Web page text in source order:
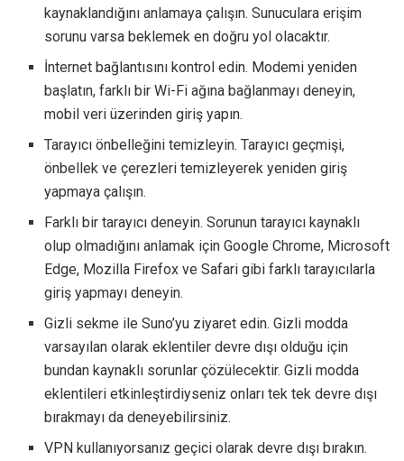
kaynaklandığını anlamaya çalışın. Sunuculara erişim
sorunu varsa beklemek en doğru yol olacaktır.
İnternet bağlantısını kontrol edin. Modemi yeniden
başlatın, farklı bir Wi-Fi ağına bağlanmayı deneyin,
mobil veri üzerinden giriş yapın.
Tarayıcı önbelleğini temizleyin. Tarayıcı geçmişi,
önbellek ve çerezleri temizleyerek yeniden giriş
yapmaya çalışın.
Farklı bir tarayıcı deneyin. Sorunun tarayıcı kaynaklı
olup olmadığını anlamak için Google Chrome, Microsoft
Edge, Mozilla Firefox ve Safari gibi farklı tarayıcılarla
giriş yapmayı deneyin.
Gizli sekme ile Suno’yu ziyaret edin. Gizli modda
varsayılan olarak eklentiler devre dışı olduğu için
bundan kaynaklı sorunlar çözülecektir. Gizli modda
eklentileri etkinleştirdiyseniz onları tek tek devre dışı
bırakmayı da deneyebilirsiniz.
VPN kullanıyorsanız geçici olarak devre dışı bırakın.